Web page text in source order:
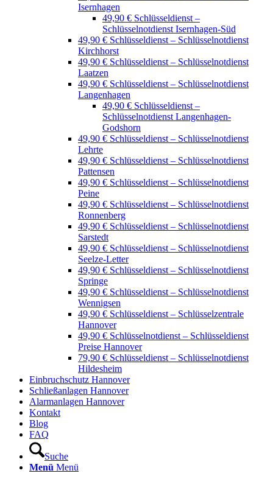
Isernhagen
49,90 € Schlüsseldienst –
Schlüsselnotdienst Isernhagen-Süd
49,90 € Schlüsseldienst – Schlüsselnotdienst
Kirchhorst
49,90 € Schlüsseldienst – Schlüsselnotdienst
Laatzen
49,90 € Schlüsseldienst – Schlüsselnotdienst
Langenhagen
49,90 € Schlüsseldienst –
Schlüsselnotdienst Langenhagen-
Godshorn
49,90 € Schlüsseldienst – Schlüsselnotdienst
Lehrte
49,90 € Schlüsseldienst – Schlüsselnotdienst
Pattensen
49,90 € Schlüsseldienst – Schlüsselnotdienst
Peine
49,90 € Schlüsseldienst – Schlüsselnotdienst
Ronnenberg
49,90 € Schlüsseldienst – Schlüsselnotdienst
Sarstedt
49,90 € Schlüsseldienst – Schlüsselnotdienst
Seelze-Letter
49,90 € Schlüsseldienst – Schlüsselnotdienst
Springe
49,90 € Schlüsseldienst – Schlüsselnotdienst
Wennigsen
49,90 € Schlüsseldienst – Schlüsselzentrale
Hannover
49,90 € Schlüsselnotdienst – Schlüsseldienst
Preise Hannover
79,90 € Schlüsseldienst – Schlüsselnotdienst
Hildesheim
Einbruchschutz Hannover
Schließanlagen Hannover
Alarmanlagen Hannover
Kontakt
Blog
FAQ
Suche
Menü Menü